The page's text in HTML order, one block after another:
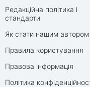
Редакційна політика і
стандарти
Як стати нашим автором
Правила користування
Правова інформація
Політика